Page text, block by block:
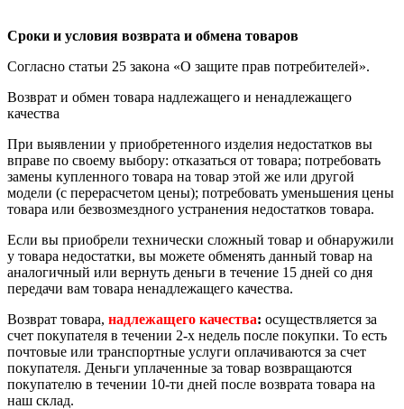
Сроки и условия возврата и обмена товаров
Согласно статьи 25 закона «О защите прав потребителей».
Возврат и обмен товара надлежащего и ненадлежащего
качества
При выявлении у приобретенного изделия недостатков вы
вправе по своему выбору: отказаться от товара; потребовать
замены купленного товара на товар этой же или другой
модели (с перерасчетом цены); потребовать уменьшения цены
товара или безвозмездного устранения недостатков товара.
Если вы приобрели технически сложный товар и обнаружили
у товара недостатки, вы можете обменять данный товар на
аналогичный или вернуть деньги в течение 15 дней со дня
передачи вам товара ненадлежащего качества.
Возврат товара, надлежащего качества: осуществляется за
счет покупателя в течении 2-х недель после покупки. То есть
почтовые или транспортные услуги оплачиваются за счет
покупателя. Деньги уплаченные за товар возвращаются
покупателю в течении 10-ти дней после возврата товара на
наш склад.